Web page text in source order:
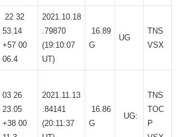
22 32
53.14
+57 00
06.4
2021.10.18
.79870
(19:10:07
UT)
16.89
G
UG
TNS
VSX
03 26
23.05
+38 00
2021.11.13
.84141
(20:11:37
16.86
G
UG:
TNS
TOC
P